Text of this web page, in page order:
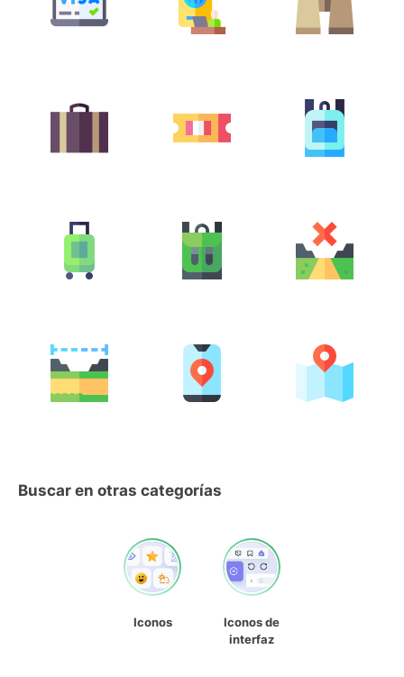
Buscar en otras categorías
Iconos
Iconos de
interfaz